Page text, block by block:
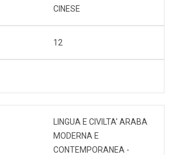
CINESE
12
LINGUA E CIVILTA' ARABA
MODERNA E
CONTEMPORANEA -